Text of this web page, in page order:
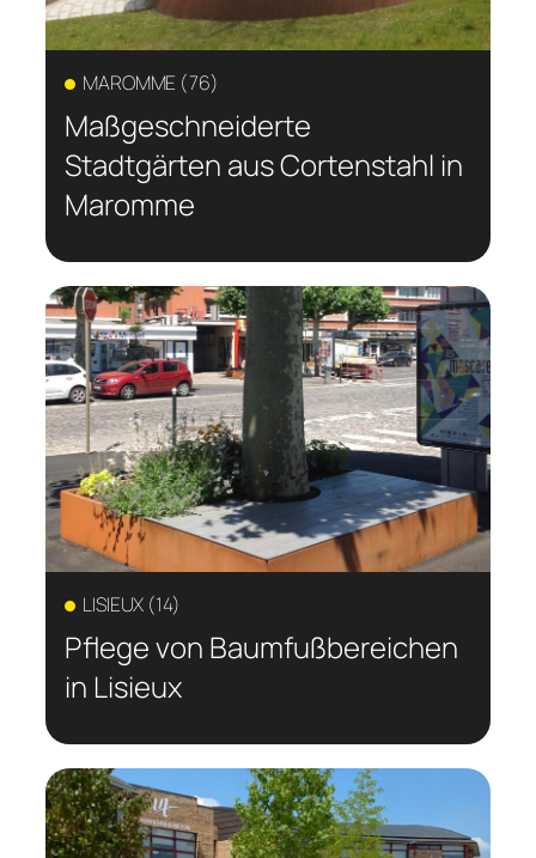
MAROMME (76)
Maßgeschneiderte
Stadtgärten aus Cortenstahl in
Maromme
LISIEUX (14)
Pflege von Baumfußbereichen
in Lisieux